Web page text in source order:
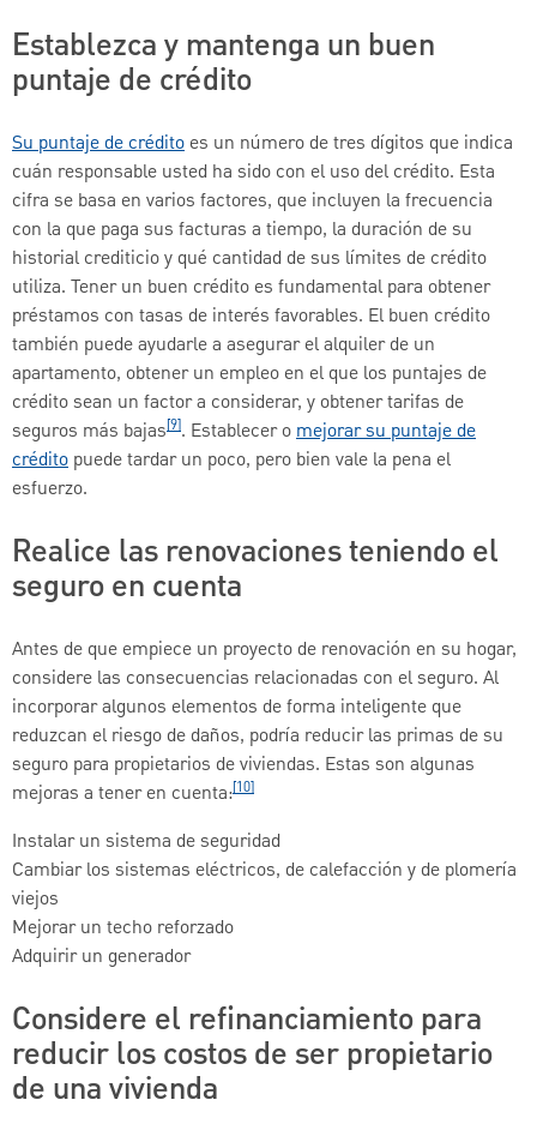
Establezca y mantenga un buen
puntaje de crédito
Su puntaje de créditoes un número de tres dígitos que indica
cuán responsable usted ha sido con el uso del crédito. Esta
cifra se basa en varios factores, que incluyen la frecuencia
con la que paga sus facturas a tiempo, la duración de su
historial crediticio y qué cantidad de sus límites de crédito
utiliza. Tener un buen crédito es fundamental para obtener
préstamos con tasas de interés favorables. El buen crédito
también puede ayudarle a asegurar el alquiler de un
apartamento, obtener un empleo en el que los puntajes de
crédito sean un factor a considerar, y obtener tarifas de
seguros más bajas[9]. Establecer omejorar su puntaje de
crédito puede tardar un poco, pero bien vale la pena el
esfuerzo.
Realice las renovaciones teniendo el
seguro en cuenta
Antes de que empiece un proyecto de renovación en su hogar,
considere las consecuencias relacionadas con el seguro. Al
incorporar algunos elementos de forma inteligente que
reduzcan el riesgo de daños, podría reducir las primas de su
seguro para propietarios de viviendas. Estas son algunas
mejoras a tener en cuenta:[10]
Instalar un sistema de seguridad
Cambiar los sistemas eléctricos, de calefacción y de plomería
viejos
Mejorar un techo reforzado
Adquirir un generador
Considere el refinanciamiento para
reducir los costos de ser propietario
de una vivienda